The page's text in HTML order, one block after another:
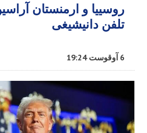
روسییا و ارمنستان
تلفن دانیشیغی
6 آوقوست 19:24